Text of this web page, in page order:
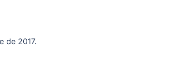
de 2017.